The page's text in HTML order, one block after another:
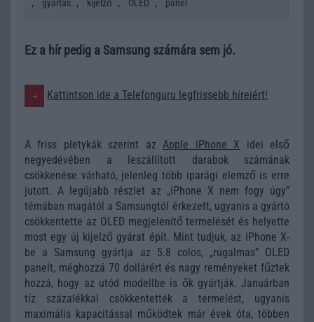
gyártás kijelző OLED panel
Ez a hír pedig a Samsung számára sem jó.
Kattintson ide a Telefonguru legfrissebb híreiért!
A friss pletykák szerint azApple iPhone X idei első
negyedévében a leszállított darabok számának
csökkenése várható, jelenleg több iparági elemző is erre
jutott. A legújabb részlet az „iPhone X nem fogy úgy”
témában magától a Samsungtól érkezett, ugyanis a gyártó
csökkentette az OLED megjelenítő termelését és helyette
most egy új kijelző gyárat épít. Mint tudjuk, az iPhone X-
be a Samsung gyártja az 5.8 colos, „rugalmas” OLED
panelt, méghozzá 70 dollárért és nagy reményeket fűztek
hozzá, hogy az utód modellbe is ők gyártják. Januárban
tíz százalékkal csökkentették a termelést, ugyanis
maximális kapacitással működtek már évek óta, többen